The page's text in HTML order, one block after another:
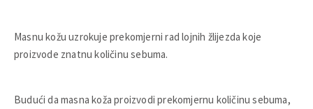
Masnu kožu uzrokuje prekomjerni rad lojnih žlijezda koje
proizvode znatnu količinu sebuma.
Budući da masna koža proizvodi prekomjernu količinu sebuma,